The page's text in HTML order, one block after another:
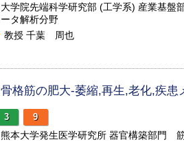
大学院先端科学研究部 (工学系) 産業基
ータ解析分野
教授 千葉 周也
骨格筋の肥大-萎縮,再生,老化,疾
3 9
熊本大学発生医学研究所 器官構築部門